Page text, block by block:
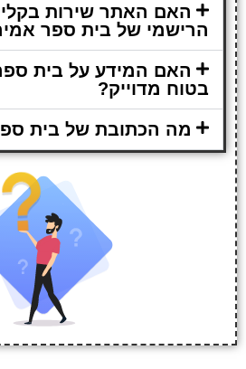
האם האתר שירות
הרישמי של בית ספר
האם המידע על בית
בטוח מדוייק?
מה הכתובת של בית